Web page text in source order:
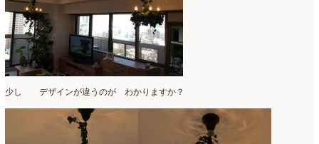
少し デザインが違うのが わかりますか？